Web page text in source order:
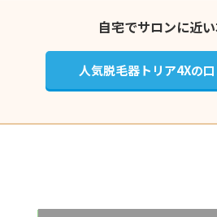
自宅でサロンに近
人気脱毛器トリア4Xの